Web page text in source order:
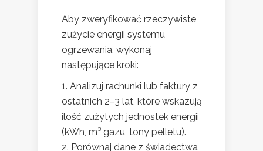
Aby zweryfikować rzeczywiste
zużycie energii systemu
ogrzewania, wykonaj
następujące kroki:
Analizuj rachunki lub faktury z
ostatnich 2–3 lat, które wskazują
ilość zużytych jednostek energii
(kWh, m³ gazu, tony pelletu).
Porównaj dane z świadectwa